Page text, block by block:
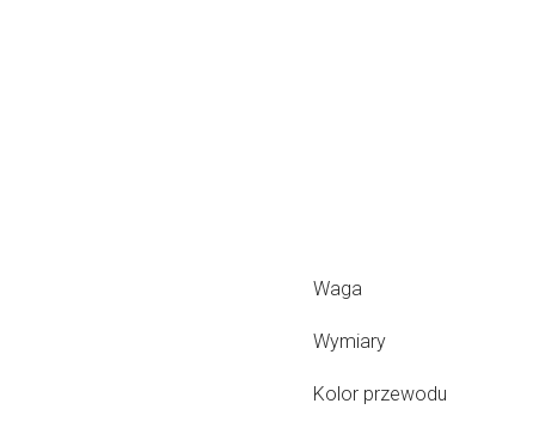
Waga
Wymiary
Kolor przewodu